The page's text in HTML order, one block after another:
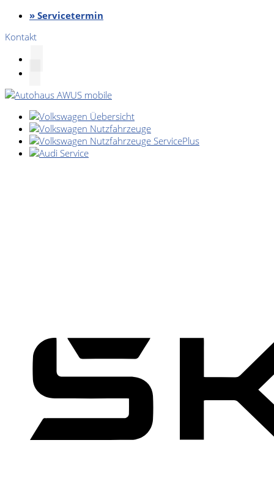
» Servicetermin
Kontakt